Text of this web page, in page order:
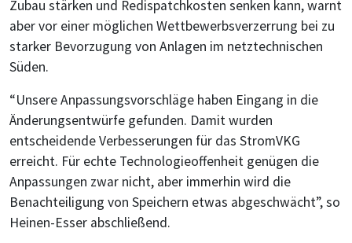
Zubau stärken und Redispatchkosten senken kann, warnt
aber vor einer möglichen Wettbewerbsverzerrung bei zu
starker Bevorzugung von Anlagen im netztechnischen
Süden.
“Unsere Anpassungsvorschläge haben Eingang in die
Änderungsentwürfe gefunden. Damit wurden
entscheidende Verbesserungen für das StromVKG
erreicht. Für echte Technologieoffenheit genügen die
Anpassungen zwar nicht, aber immerhin wird die
Benachteiligung von Speichern etwas abgeschwächt”, so
Heinen-Esser abschließend.